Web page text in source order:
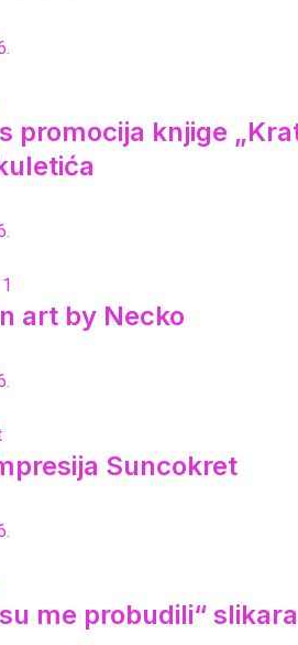
promocija knjige
art by Necko
Suncokret
me probudili“